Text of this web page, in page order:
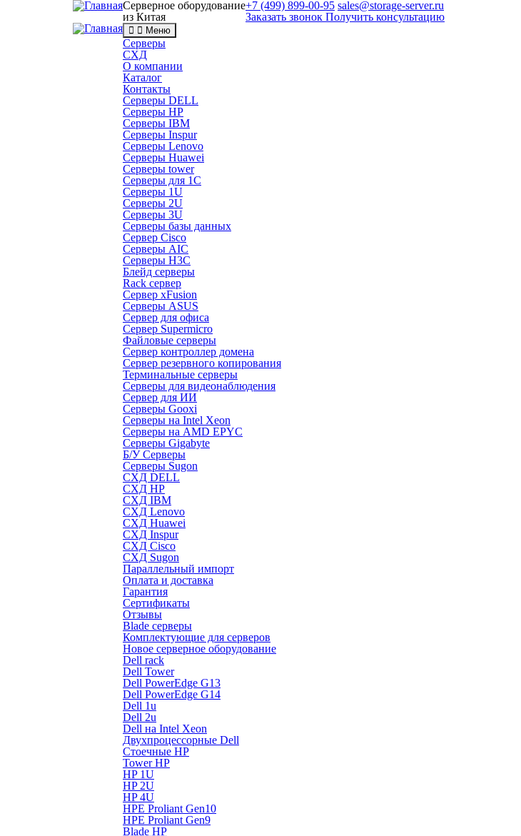
Серверное оборудование
из Китая
+7 (499) 899-00-95 sales@storage-server.ru
Заказать звонок Получить консультацию
Меню
Серверы
СХД
О компании
Каталог
Контакты
Серверы DELL
Серверы HP
Серверы IBM
Серверы Inspur
Серверы Lenovo
Серверы Huawei
Серверы tower
Серверы для 1C
Серверы 1U
Серверы 2U
Серверы 3U
Серверы базы данных
Сервер Cisco
Серверы AIC
Серверы H3C
Блейд серверы
Rack сервер
Сервер xFusion
Серверы ASUS
Сервер для офиса
Сервер Supermicro
Файловые серверы
Сервер контроллер домена
Сервер резервного копирования
Терминальные серверы
Серверы для видеонаблюдения
Сервер для ИИ
Серверы Gooxi
Серверы на Intel Xeon
Серверы на AMD EPYC
Серверы Gigabyte
Б/У Серверы
Серверы Sugon
СХД DELL
СХД HP
СХД IBM
СХД Lenovo
СХД Huawei
СХД Inspur
СХД Cisco
СХД Sugon
Параллельный импорт
Оплата и доставка
Гарантия
Сертификаты
Отзывы
Blade серверы
Комплектующие для серверов
Новое серверное оборудование
Dell rack
Dell Tower
Dell PowerEdge G13
Dell PowerEdge G14
Dell 1u
Dell 2u
Dell на Intel Xeon
Двухпроцессорные Dell
Стоечные HP
Tower HP
HP 1U
HP 2U
HP 4U
HPE Proliant Gen10
HPE Proliant Gen9
Blade HP